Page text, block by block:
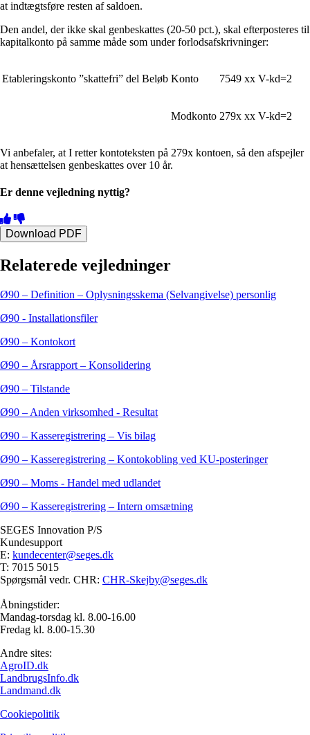
at indtægtsføre resten af saldoen.
Den andel, der ikke skal genbeskattes (20-50 pct.), skal efterposteres til
kapitalkonto på samme måde som under forlodsafskrivninger:
Etableringskonto ”skattefri” del Beløb Konto 7549 xx V-kd=2
Modkonto 279x xx V-kd=2
Vi anbefaler, at I retter kontoteksten på 279x kontoen, så den afspejler
at hensættelsen genbeskattes over 10 år.
Er denne vejledning nyttig?
Download PDF
Relaterede vejledninger
Ø90 – Definition – Oplysningsskema (Selvangivelse) personlig
Ø90 - Installationsfiler
Ø90 – Kontokort
Ø90 – Årsrapport – Konsolidering
Ø90 – Tilstande
Ø90 – Anden virksomhed - Resultat
Ø90 – Kasseregistrering – Vis bilag
Ø90 – Kasseregistrering – Kontokobling ved KU-posteringer
Ø90 – Moms - Handel med udlandet
Ø90 – Kasseregistrering – Intern omsætning
SEGES Innovation P/S
Kundesupport
E: kundecenter@seges.dk
T: 7015 5015
Spørgsmål vedr. CHR: CHR-Skejby@seges.dk
Åbningstider:
Mandag-torsdag kl. 8.00-16.00
Fredag kl. 8.00-15.30
Andre sites:
AgroID.dk
LandbrugsInfo.dk
Landmand.dk
Cookiepolitik